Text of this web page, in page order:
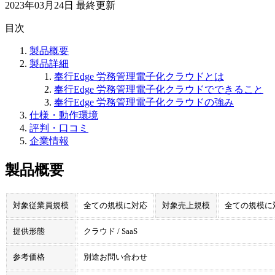
2023年03月24日 最終更新
目次
製品概要
製品詳細
奉行Edge 労務管理電子化クラウドとは
奉行Edge 労務管理電子化クラウドでできること
奉行Edge 労務管理電子化クラウドの強み
仕様・動作環境
評判・口コミ
企業情報
製品概要
対象従業員規模 全ての規模に対応 対象売上規模 全ての規模に
提供形態 クラウド / SaaS
参考価格 別途お問い合わせ